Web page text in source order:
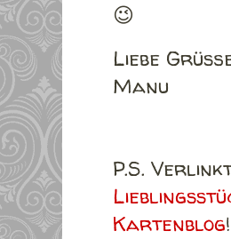
😉
Liebe
Manu
P.S.
Kartenblog!